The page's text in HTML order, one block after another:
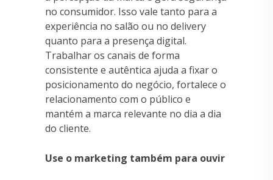
no consumidor. Isso vale tanto para a
experiência no salão ou no delivery
quanto para a presença digital.
Trabalhar os canais de forma
consistente e autêntica ajuda a fixar o
posicionamento do negócio, fortalece o
relacionamento com o público e
mantém a marca relevante no dia a dia
do cliente.
Use o marketing também para ouvir